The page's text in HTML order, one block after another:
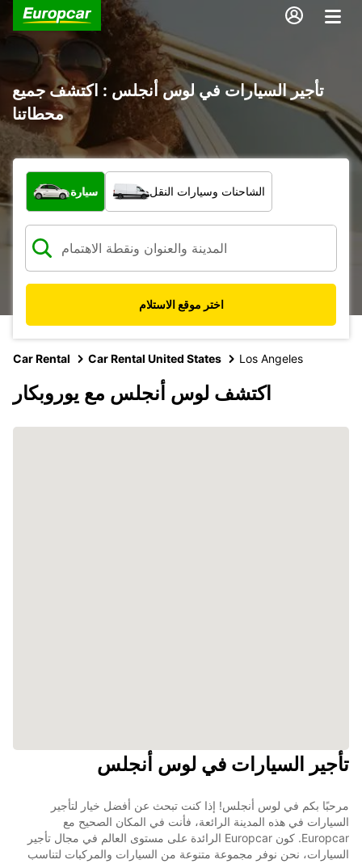
تأجير السيارات في لوس أنجلس : اكتشف جميع
محطاتنا
ما نوع المركبة؟
سيارة الشاحنات وسيارات النقل
اختر موقع الاستلام
Car Rental Car Rental United States Los Angeles
اكتشف لوس أنجلس مع يوروبكار
تأجير السيارات في لوس أنجلس
مرحبًا بكم في لوس أنجلس! إذا كنت تبحث عن أفضل خيار لتأجير
السيارات في هذه المدينة الرائعة، فأنت في المكان الصحيح مع
Europcar. كون Europcar الرائدة على مستوى العالم في مجال تأجير
السيارات، نحن نوفر مجموعة متنوعة من السيارات والمركبات لتناسب